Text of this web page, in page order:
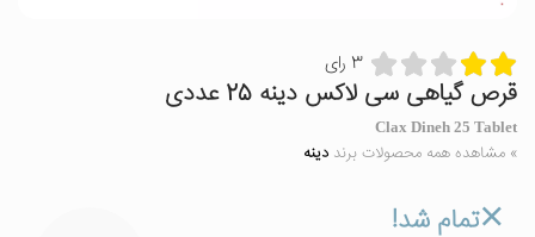
3 رای
قرص گیاهی سی لاکس دینه 25 عددی
Clax Dineh 25 Tablet
» مشاهده همه محصولات برند دینه
تمام شد!